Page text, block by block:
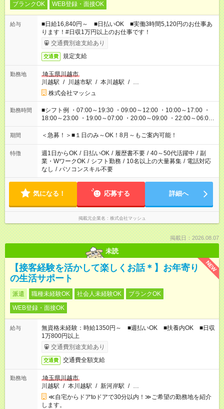
ブランクOK
WEB登録・面接OK
給与
■日給16,840円～ ■日払いOK ■実働3時間5,120円のお仕事あ
ります！#日収1万円以上のお仕事です！
交通費別途支給あり
交通費 規定支給
勤務地
埼玉県川越市
川越駅 / 川越市駅 / 本川越駅 / …
株式会社マッシュ
勤務時間
■シフト例 ・07:00～19:30 ・09:00～12:00 ・10:00～17:00 ・
18:00～23:00 ・19:00～07:00 ・20:00～09:00 ・22:00～06:00
etc ★最短で3時間で5,120円のお仕事から 15時間で2万円近く稼
げるお仕事も！ ご希望のお時間に合わせてご紹介！ ※シフトは
ください！
期間 ＜急募！＞■１日のみ～OK！8月～もご案内可能！
特徴 週1日からOK / 日払いOK / 履歴書不要 / 40～50代活躍中 / 副
業・WワークOK / シフト勤務 / 10名以上の大量募集 / 電話対応
なし / パソコンスキル不要
気になる！ 応募する 詳細へ
掲載元企業名 株式会社マッシュ
掲載日：2026.08.07
未読
NEW
【接客経験を活かして楽しくお話＊】お年寄り
の生活サポート
派遣 職種未経験OK 社会人未経験OK
ブランクOK
WEB登録・面接OK
給与
無資格未経験：時給1350円～ ■週払いOK ■扶養内OK ■日収
1万800円以上
交通費別途支給あり
交通費 交通費全額支給
勤務地
埼玉県川越市
川越駅 / 本川越駅 / 新河岸駅 / …
≪自宅からドアtoドアで30分以内！≫ご希望の勤務地を紹介
します。